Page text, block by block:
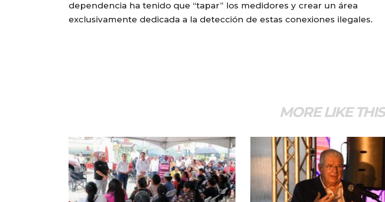
dependencia ha tenido que “tapar” los medidores y crear un área
exclusivamente dedicada a la detección de estas conexiones ilegales.
MORE LIKE THIS